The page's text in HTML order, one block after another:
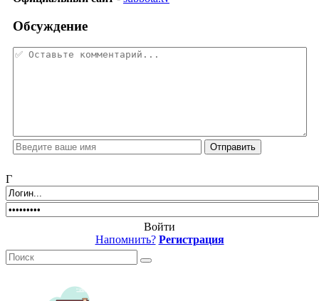
Обсуждение
Г
Войти
Напомнить? Регистрация